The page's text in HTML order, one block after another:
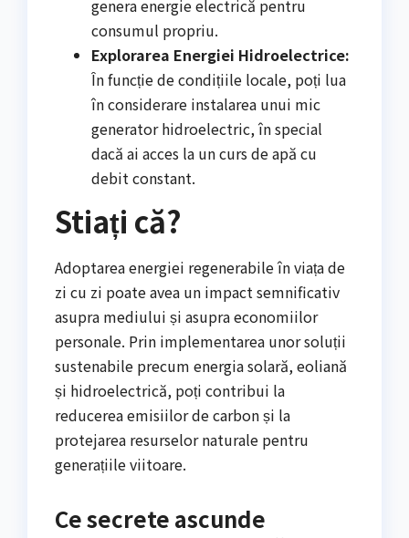
genera energie electrică pentru
consumul propriu.
Explorarea Energiei Hidroelectrice:
În funcție de condițiile locale, poți lua
în considerare instalarea unui mic
generator hidroelectric, în special
dacă ai acces la un curs de apă cu
debit constant.
Stiați că?
Adoptarea energiei regenerabile în viața de
zi cu zi poate avea un impact semnificativ
asupra mediului și asupra economiilor
personale. Prin implementarea unor soluții
sustenabile precum energia solară, eoliană
și hidroelectrică, poți contribui la
reducerea emisiilor de carbon și la
protejarea resurselor naturale pentru
generațiile viitoare.
Ce secrete ascunde